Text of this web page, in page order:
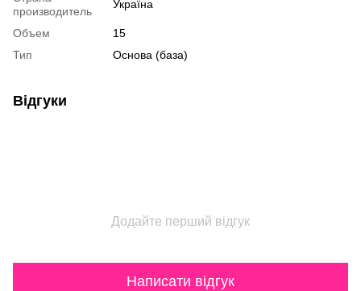
производитель
Україна
Объем
15
Тип
Основа (база)
Відгуки
Додайте перший відгук
Написати відгук